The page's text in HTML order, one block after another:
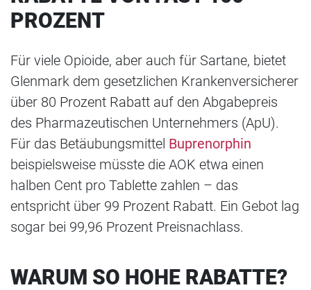
PROZENT
Für viele Opioide, aber auch für Sartane, bietet
Glenmark dem gesetzlichen Krankenversicherer
über 80 Prozent Rabatt auf den Abgabepreis
des Pharmazeutischen Unternehmers (ApU).
Für das Betäubungsmittel Buprenorphin
beispielsweise müsste die AOK etwa einen
halben Cent pro Tablette zahlen – das
entspricht über 99 Prozent Rabatt. Ein Gebot lag
sogar bei 99,96 Prozent Preisnachlass.
WARUM SO HOHE RABATTE?